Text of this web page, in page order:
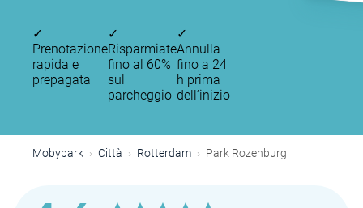
✓
Prenotazione
rapida e
prepagata
✓
Risparmiate
fino al 60%
sul
parcheggio
✓
Annulla
fino a 24
h prima
dell’inizio
Mobypark Città Rotterdam Park Rozenburg